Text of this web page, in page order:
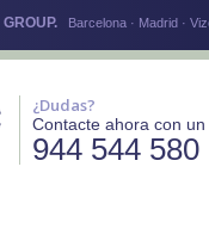
Barcelona · Madrid ·
¿Dudas?
Contacte ahora con
944 544 580